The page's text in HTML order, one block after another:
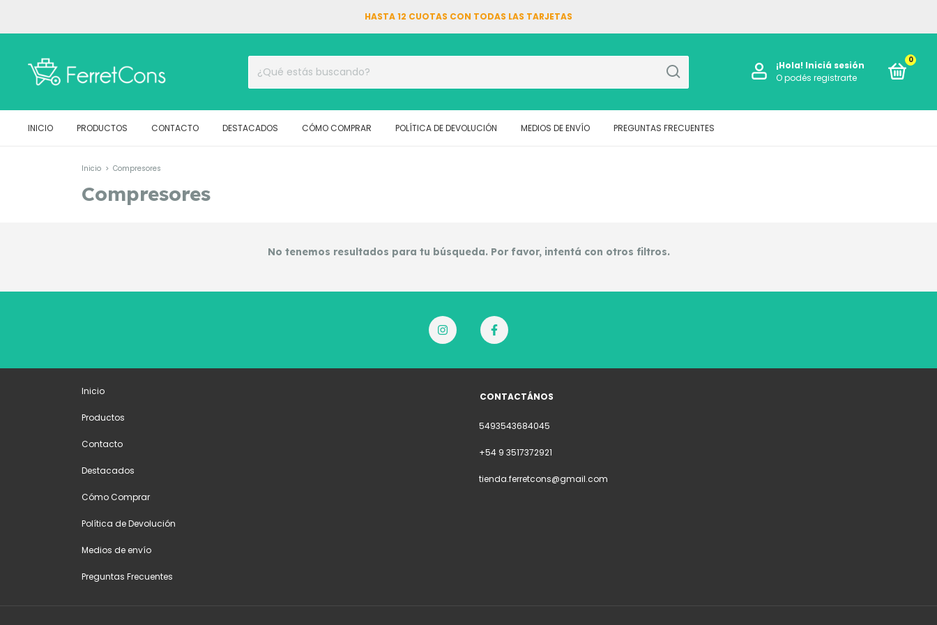
HASTA 12 CUOTAS CON TODAS LAS TARJETAS
¡Hola! Iniciá sesión
O podés registrarte
0
INICIO PRODUCTOS CONTACTO DESTACADOS CÓMO COMPRAR POLÍTICA DE DEVOLUCIÓN MEDIOS DE ENVÍO PREGUNTAS FRECUENTES
Inicio > Compresores
Compresores
No tenemos resultados para tu búsqueda. Por favor, intentá con otros filtros.
Inicio
Productos
Contacto
Destacados
Cómo Comprar
Política de Devolución
Medios de envío
Preguntas Frecuentes
CONTACTÁNOS
5493543684045
+54 9 3517372921
tienda.ferretcons@gmail.com